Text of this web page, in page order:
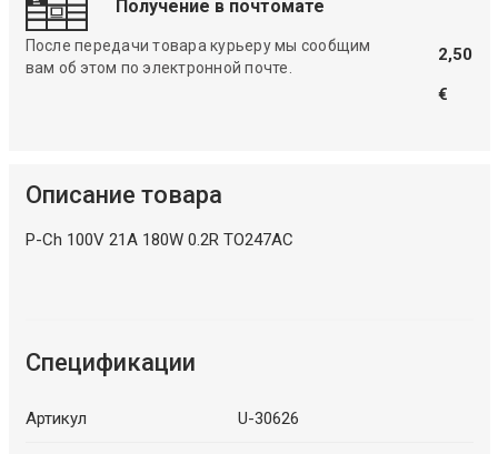
Получение в почтомате
После передачи товара курьеру мы сообщим
вам об этом по электронной почте.
2,50
€
Описание товара
P-Ch 100V 21A 180W 0.2R TO247AC
Спецификации
Артикул U-30626